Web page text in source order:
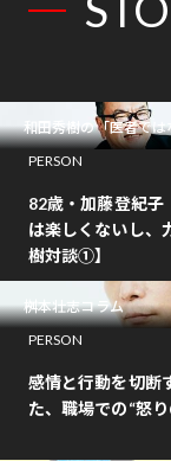
和田秀樹の「医者で
PERSON
82歳・加藤登紀子
は楽しくないし、
樹対談①】
桝本壮志コラム
PERSON
感情と行動を切断
た、職場での“怒